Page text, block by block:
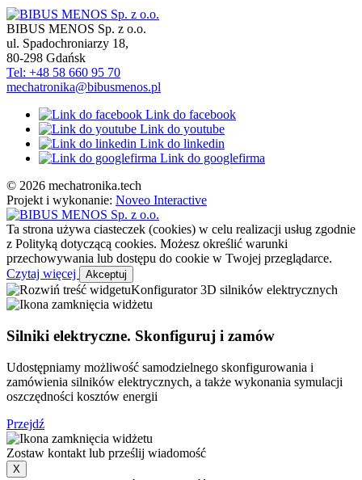
BIBUS MENOS Sp. z o.o.
ul. Spadochroniarzy 18,
80-298 Gdańsk
Tel: +48 58 660 95 70
mechatronika@bibusmenos.pl
Link do facebook
Link do youtube
Link do linkedin
Link do googlefirma
© 2026 mechatronika.tech
Projekt i wykonanie: Noveo Interactive
Ta strona używa ciasteczek (cookies) w celu realizacji usług zgodnie
z Polityką dotyczącą cookies. Możesz określić warunki
przechowywania lub dostępu do cookie w Twojej przeglądarce.
Czytaj więcej
Akceptuj
Konfigurator 3D silników elektrycznych
Silniki elektryczne. Skonfiguruj i zamów
Udostępniamy możliwość samodzielnego skonfigurowania i
zamówienia silników elektrycznych, a także wykonania symulacji
oszczędności kosztów energii
Przejdź
Zostaw kontakt lub prześlij wiadomość
X